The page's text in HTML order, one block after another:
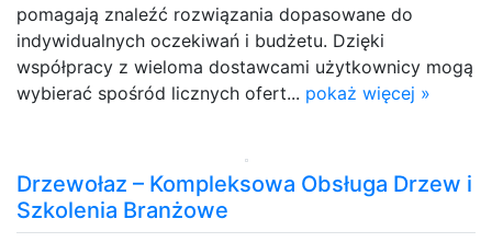
pomagają znaleźć rozwiązania dopasowane do
indywidualnych oczekiwań i budżetu. Dzięki
współpracy z wieloma dostawcami użytkownicy mogą
wybierać spośród licznych ofert... pokaż więcej »
Drzewołaz – Kompleksowa Obsługa Drzew i
Szkolenia Branżowe